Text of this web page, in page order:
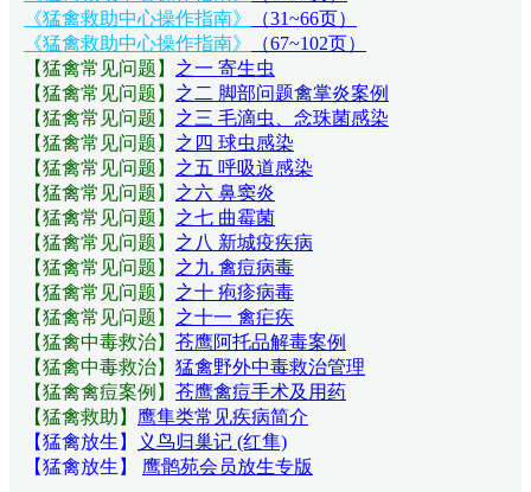
《猛禽救助中心操作指南》
（31~66页）
《猛禽救助中心操作指南》
（67~102页）
【猛禽常见问题 】 之一 寄生虫
【猛禽常见问题 】 之二 脚部问题禽掌炎案例
【猛禽常见问题 】 之三 毛滴虫、念珠菌感染
【猛禽常见问题 】 之四 球虫感染
【猛禽常见问题 】 之五 呼吸道感染
【猛禽常见问题 】 之六 鼻窦炎
【猛禽常见问题 】 之七 曲霉菌
【猛禽常见问题 】 之八 新城疫疾病
【猛禽常见问题 】 之九 禽痘病毒
【猛禽常见问题 】 之十 疱疹病毒
【猛禽常见问题 】 之十一 禽疟疾
【猛禽中毒救治】 苍鹰阿托品解毒案例
【猛禽中毒救治】 猛禽野外中毒救治管理
【猛禽禽痘案例】 苍鹰禽痘手术及用药
【猛禽救助】 鹰隼类常见疾病简介
【猛禽放生】
义鸟归巢记 (红隼)
【猛禽放生】
鹰鹘苑会员放生专版